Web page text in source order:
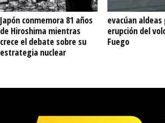
Japón conmemora 81 años
de Hiroshima mientras
crece el debate sobre su
estrategia nuclear
evacúan
erupción del
Fuego